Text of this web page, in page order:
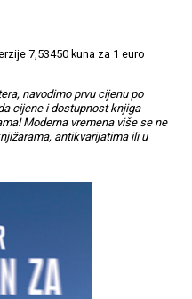
7,53450 kuna za 1 euro
navodimo prvu cijenu po
cijene i dostupnost knjiga
Moderna vremena više se ne
antikvarijatima ili u